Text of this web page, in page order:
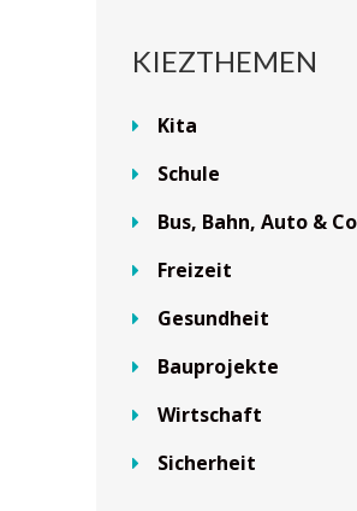
KIEZTHEMEN
Kita
Schule
Bus, Bahn, Auto & Co
Freizeit
Gesundheit
Bauprojekte
Wirtschaft
Sicherheit